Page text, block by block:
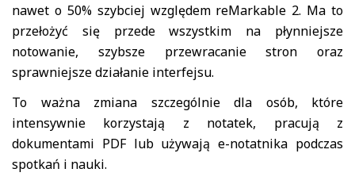
nawet o 50% szybciej względem reMarkable 2. Ma to
przełożyć się przede wszystkim na płynniejsze
notowanie, szybsze przewracanie stron oraz
sprawniejsze działanie interfejsu.
To ważna zmiana szczególnie dla osób, które
intensywnie korzystają z notatek, pracują z
dokumentami PDF lub używają e-notatnika podczas
spotkań i nauki.